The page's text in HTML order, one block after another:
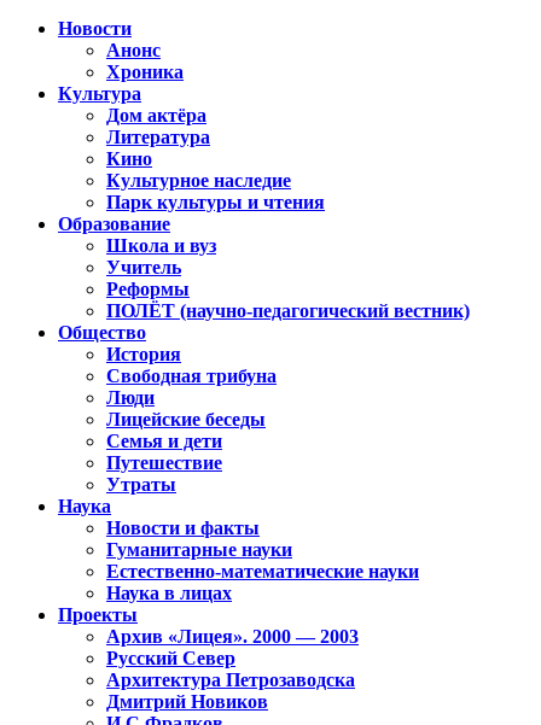
Новости
Анонс
Хроника
Культура
Дом актёра
Литература
Кино
Культурное наследие
Парк культуры и чтения
Образование
Школа и вуз
Учитель
Реформы
ПОЛЁТ (научно-педагогический вестник)
Общество
История
Свободная трибуна
Люди
Лицейские беседы
Семья и дети
Путешествие
Утраты
Наука
Новости и факты
Гуманитарные науки
Естественно-математические науки
Наука в лицах
Проекты
Архив «Лицея». 2000 — 2003
Русский Север
Архитектура Петрозаводска
Дмитрий Новиков